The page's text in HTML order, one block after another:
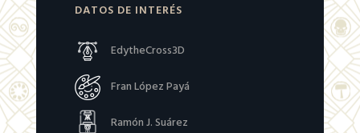
DATOS DE INTERÉS
EdytheCross3D
Fran López Payá
Ramón J. Suárez